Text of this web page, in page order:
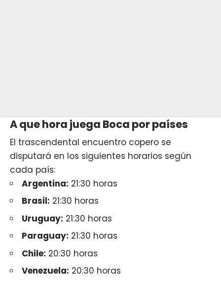
A que hora juega Boca por países
El trascendental encuentro copero se
disputará en los siguientes horarios según
cada país:
Argentina: 21:30 horas
Brasil: 21:30 horas
Uruguay: 21:30 horas
Paraguay: 21:30 horas
Chile: 20:30 horas
Venezuela: 20:30 horas